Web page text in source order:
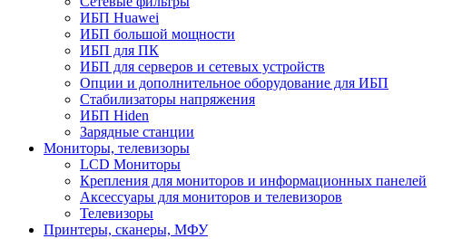
ИБП Huawei
ИБП большой мощности
ИБП для ПК
ИБП для серверов и сетевых устройств
Опции и дополнительное оборудование для ИБП
Стабилизаторы напряжения
ИБП Hiden
Зарядные станции
Мониторы, телевизоры
LCD Мониторы
Крепления для мониторов и информационных панелей
Аксессуары для мониторов и телевизоров
Телевизоры
Принтеры, сканеры, МФУ